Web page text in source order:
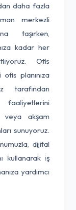
daha fazla
merkezli
taşırken,
kadar her
Ofis
ofis planınıza
tarafından
veya akşam
sunuyoruz.
dijital
kullanarak iş
yardımcı